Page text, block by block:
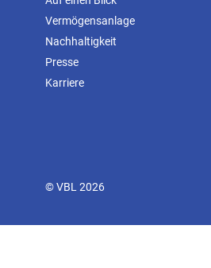
Vermögensanlage
Nachhaltigkeit
Presse
Karriere
© VBL 2026